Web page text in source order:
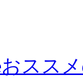
おスス